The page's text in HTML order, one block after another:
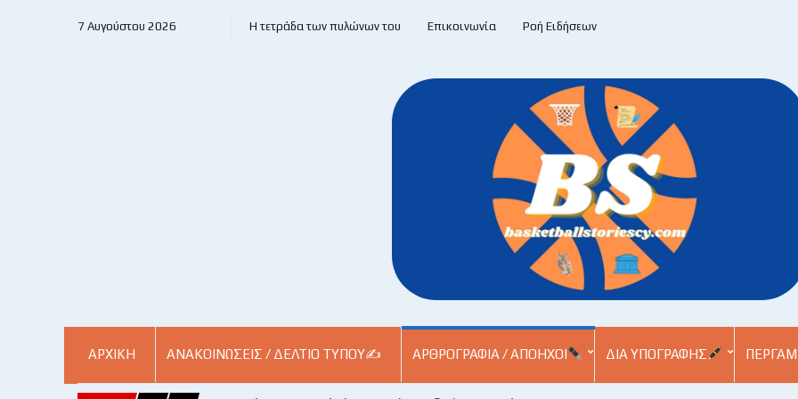
7 Αυγούστου 2026 Η τετράδα των πυλώνων του Επικοινωνία Ροή Ειδήσεων
ΑΡΧΙΚΗ ΑΝΑΚΟΙΝΏΣΕΙΣ / ΔΕΛΤΊΟ ΤΎΠΟΥ✍ ΑΡΘΡΟΓΡΑΦΊΑ / ΑΠΌΗΧΟΙ ΔΙΑ ΥΠΟΓΡΑΦΉΣ